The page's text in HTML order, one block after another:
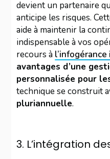
devient un partenaire
anticipe les risques.
aide à maintenir la
indispensable à vos
recours à
avantages d’une
personnalisée pour
technique se construit
pluriannuelle.
3. L’intégration